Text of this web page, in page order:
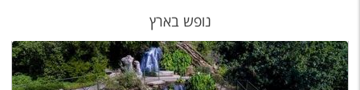
נופש בארץ